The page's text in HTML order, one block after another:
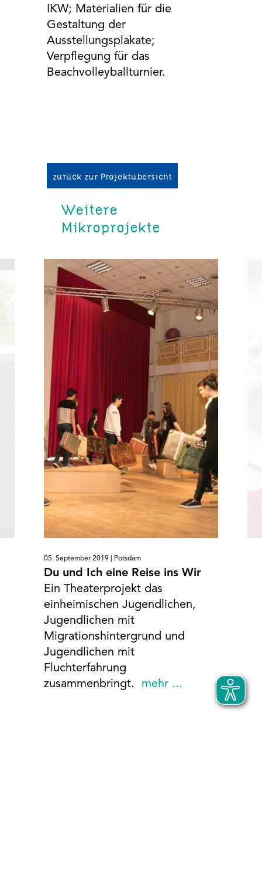
IKW; Materialien für die
Gestaltung der
Ausstellungsplakate;
Verpflegung für das
Beachvolleyballturnier.
zurück zur Projektübersicht
Weitere
Mikroprojekte
05. September 2019 | Potsdam
Du und Ich eine Reise ins Wir
Ein Theaterprojekt das
einheimischen Jugendlichen,
Jugendlichen mit
Migrationshintergrund und
Jugendlichen mit
Fluchterfahrung
zusammenbringt.
mehr ...